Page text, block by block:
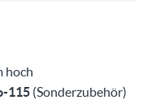
hoch
115 (Sonderzubehör)